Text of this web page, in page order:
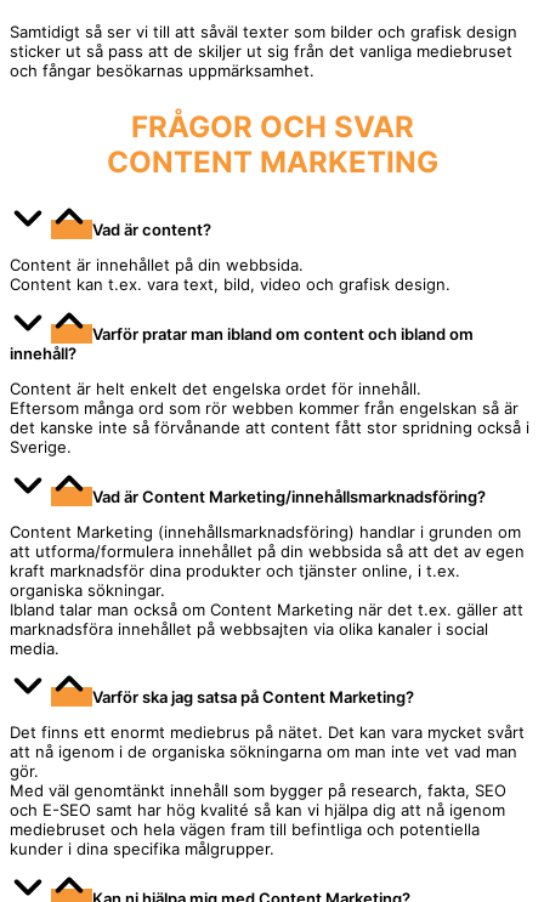
Samtidigt så ser vi till att såväl texter som bilder och grafisk design
sticker ut så pass att de skiljer ut sig från det vanliga mediebruset
och fångar besökarnas uppmärksamhet.
FRÅGOR OCH SVAR
CONTENT MARKETING
Vad är content?
Content är innehållet på din webbsida.
Content kan t.ex. vara text, bild, video och grafisk design.
Varför pratar man ibland om content och ibland om
innehåll?
Content är helt enkelt det engelska ordet för innehåll.
Eftersom många ord som rör webben kommer från engelskan så är
det kanske inte så förvånande att content fått stor spridning också i
Sverige.
Vad är Content Marketing/innehållsmarknadsföring?
Content Marketing (innehållsmarknadsföring) handlar i grunden om
att utforma/formulera innehållet på din webbsida så att det av egen
kraft marknadsför dina produkter och tjänster online, i t.ex.
organiska sökningar.
Ibland talar man också om Content Marketing när det t.ex. gäller att
marknadsföra innehållet på webbsajten via olika kanaler i social
media.
Varför ska jag satsa på Content Marketing?
Det finns ett enormt mediebrus på nätet. Det kan vara mycket svårt
att nå igenom i de organiska sökningarna om man inte vet vad man
gör.
Med väl genomtänkt innehåll som bygger på research, fakta, SEO
och E-SEO samt har hög kvalité så kan vi hjälpa dig att nå igenom
mediebruset och hela vägen fram till befintliga och potentiella
kunder i dina specifika målgrupper.